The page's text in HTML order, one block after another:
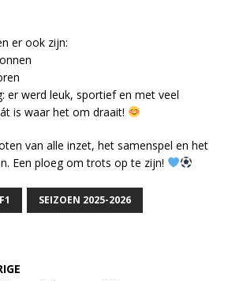
er ook zijn:
er werd leuk, sportief en met veel
is waar het om draait!
van alle inzet, het samenspel en het
Een ploeg om trots op te zijn!
F1 SEIZOEN 2025-2026